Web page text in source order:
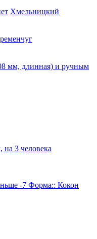
Хмельницкий
мм, длинная) и ручным
3 человека
-7 Форма:: Кокон